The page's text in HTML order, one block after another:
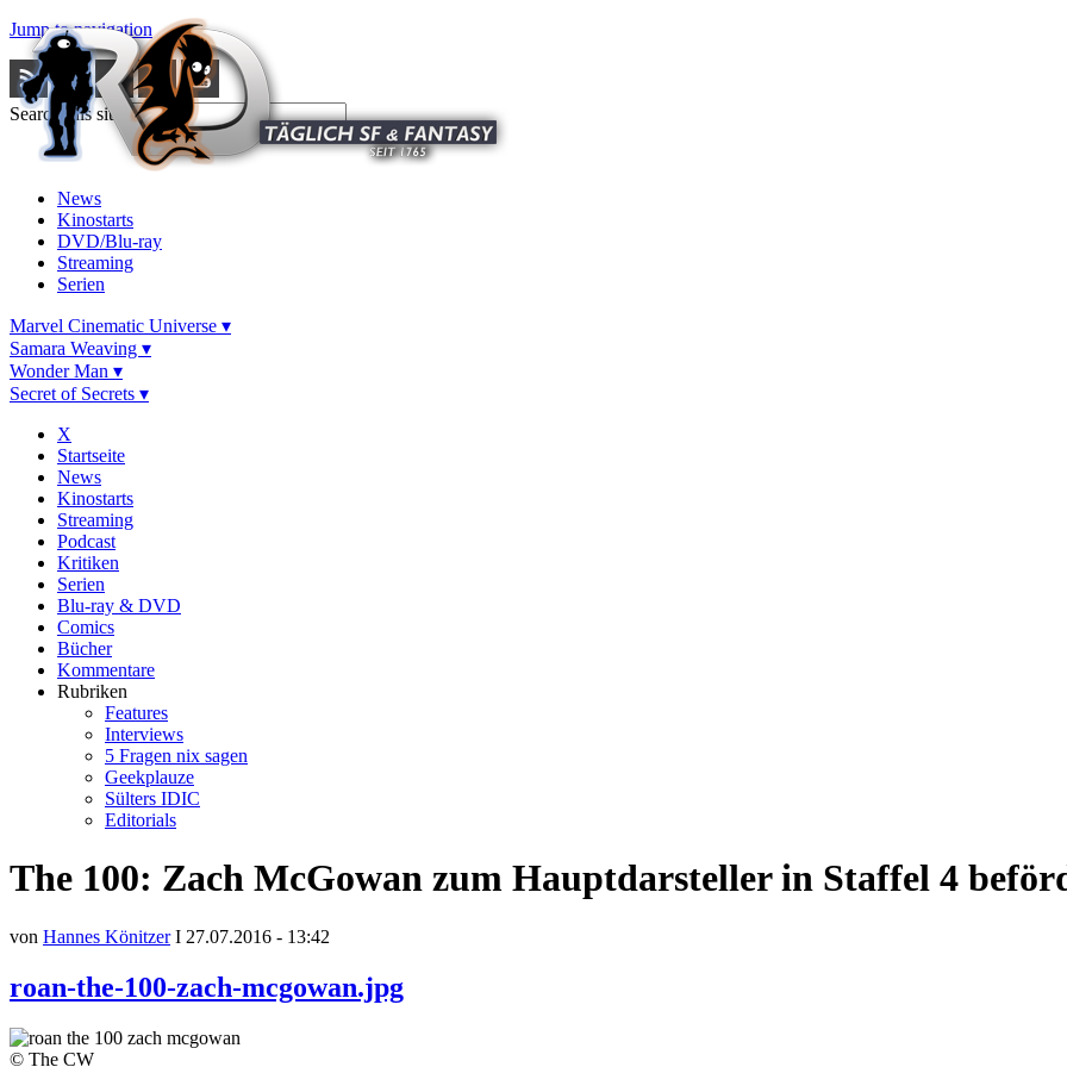
Jump to navigation
Search this site
News
Kinostarts
DVD/Blu-ray
Streaming
Serien
Marvel Cinematic Universe ▾
Samara Weaving ▾
Wonder Man ▾
Secret of Secrets ▾
X
Startseite
News
Kinostarts
Streaming
Podcast
Kritiken
Serien
Blu-ray & DVD
Comics
Bücher
Kommentare
Rubriken
Features
Interviews
5 Fragen nix sagen
Geekplauze
Sülters IDIC
Editorials
The 100: Zach McGowan zum Hauptdarsteller in Staffel 4
von Hannes KönitzerI 27.07.2016 - 13:42
roan-the-100-zach-mcgowan.jpg
© The CW